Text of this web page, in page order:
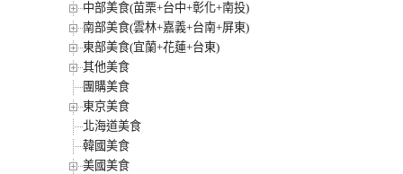
中部美食(苗栗+台中+彰化+南投)
南部美食(雲林+嘉義+台南+屏東)
東部美食(宜蘭+花蓮+台東)
其他美食
團購美食
東京美食
北海道美食
韓國美食
美國美食